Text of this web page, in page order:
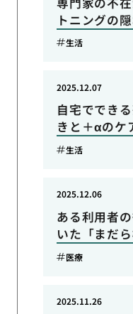
トニングの
生活
自宅ででき
きと＋αのケ
2025.12.07
生活
ある利用者
いた「まだ
2025.12.06
医療
2025.11.26